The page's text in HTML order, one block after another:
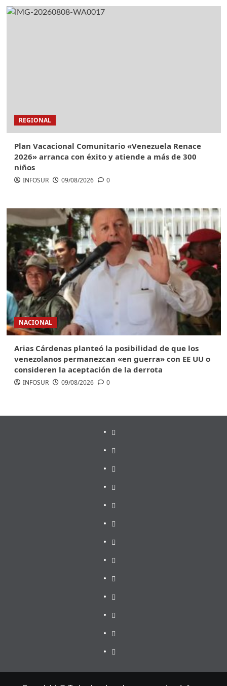
REGIONAL
Plan Vacacional Comunitario «Venezuela Renace
2026» arranca con éxito y atiende a más de 300
niños
INFOSUR 09/08/2026 0
NACIONAL
Arias Cárdenas planteó la posibilidad de que los
venezolanos permanezcan «en guerra» con EE UU o
consideren la aceptación de la derrota
INFOSUR 09/08/2026 0